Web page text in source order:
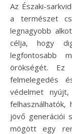
Az Északi-sarkvidéken elhelyezkedő archívum nem csupán
a természet
legnagyobb
célja, hogy
legfontosabb
örökségét. Ez
felmelegedés
védelmet
jövő generációi
mögött egy